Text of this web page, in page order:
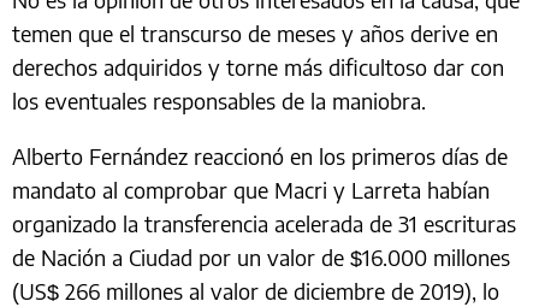
temen que el transcurso de meses y años derive en
derechos adquiridos y torne más dificultoso dar con
los eventuales responsables de la maniobra.
Alberto Fernández reaccionó en los primeros días de
mandato al comprobar que Macri y Larreta habían
organizado la transferencia acelerada de 31 escrituras
de Nación a Ciudad por un valor de $16.000 millones
(US$ 266 millones al valor de diciembre de 2019), lo